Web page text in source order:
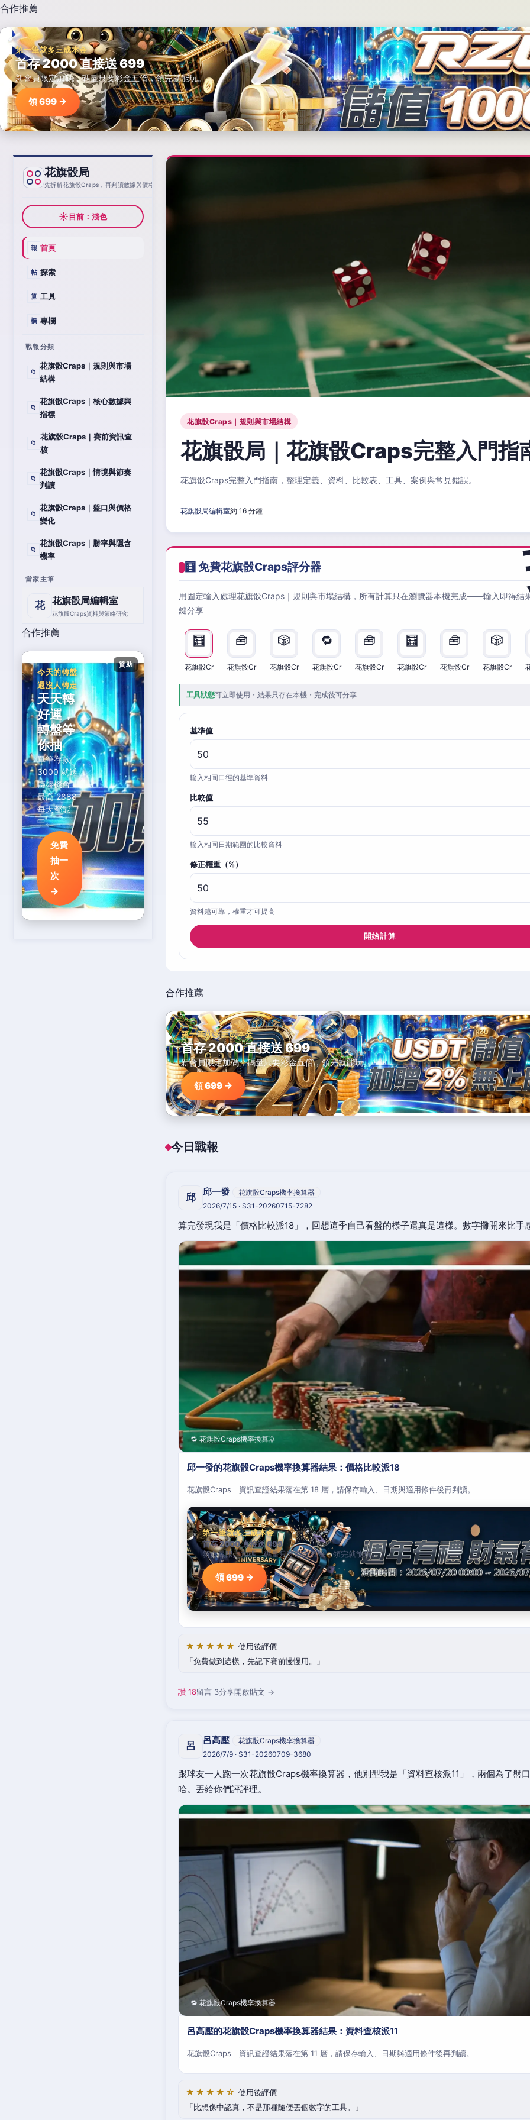
合作推薦
第一筆就多三成本金
首存 2000 直接送 699
新會員限定加碼，碼量只要彩金五倍，領完就能玩。
領 699 →
花旗骰局
先拆解花旗骰Craps，再判讀數據與價格
☀目前：淺色
報 首頁
帖 探索
算 工具
欄 專欄
戰報分類
📁
花旗骰Craps｜規則與市場
結構
📁
花旗骰Craps｜核心數據與
指標
📁
花旗骰Craps｜賽前資訊查
核
📁
花旗骰Craps｜情境與節奏
判讀
📁
花旗骰Craps｜盤口與價格
變化
📁
花旗骰Craps｜勝率與隱含
機率
當家主筆
花 花旗骰局編輯室
花旗骰Craps資料與策略研究
合作推薦
贊助
今天的轉盤
還沒人轉走
天天轉
好運，
轉盤等
你抽
單筆存款
3000 就送
轉盤機會，
最高 2888
每天都能
中。
免費
抽一
次
→
花旗骰Craps｜規則與市場結構
花旗骰局｜花旗骰Craps完整入門指
花旗骰Craps完整入門指南，整理定義、資料、比較表、工具、案例與常見錯誤。
花旗骰局編輯室約 16 分鐘
🧮 免費花旗骰Craps評分器
用固定輸入處理花旗骰Craps｜規則與市場結構，所有計算只在瀏覽器本機完成——輸入即得結
鍵分享
🧮
花旗骰Cr
🧰
花旗骰Cr
🎲
花旗骰Cr
🔁
花旗骰Cr
🧰
花旗骰Cr
🧮
花旗骰Cr
🧰
花旗骰Cr
🎲
花旗骰Cr
工具狀態可立即使用・結果只存在本機・完成後可分享
基準值
輸入相同口徑的基準資料
比較值
輸入相同日期範圍的比較資料
修正權重（%）
資料越可靠，權重才可提高
開始計算
合作推薦
第一筆就多三成本金
首存 2000 直接送 699
新會員限定加碼，碼量只要彩金五倍，領完就能玩。
領 699 →
今日戰報
邱 邱一發
花旗骰Craps機率換算器
2026/7/15 · S31-20260715-7282
算完發現我是「價格比較派18」，回想這季自己看盤的樣子還真是這樣。數字攤開來比手
🔁 花旗骰Craps機率換算器
邱一發的花旗骰Craps機率換算器結果：價格比較派18
花旗骰Craps｜資訊查證結果落在第 18 層，請保存輸入、日期與適用條件後再判讀。
第一筆就多三成本金
首存 2000 直接送 699
新會員限定加碼，碼量只要彩金五倍，領完就能玩。
領 699 →
★★★★★ 使用後評價
免費做到這樣，先記下賽前慢慢用。
讚 18留言 3分享開啟貼文 →
呂 呂高壓
花旗骰Craps機率換算器
2026/7/9 · S31-20260709-3680
跟球友一人跑一次花旗骰Craps機率換算器，他別型我是「資料查核派11」，兩個為了盤
哈。丟給你們評評理。
🔁 花旗骰Craps機率換算器
呂高壓的花旗骰Craps機率換算器結果：資料查核派11
花旗骰Craps｜資訊查證結果落在第 11 層，請保存輸入、日期與適用條件後再判讀。
★★★★☆ 使用後評價
比想像中認真，不是那種隨便丟個數字的工具。